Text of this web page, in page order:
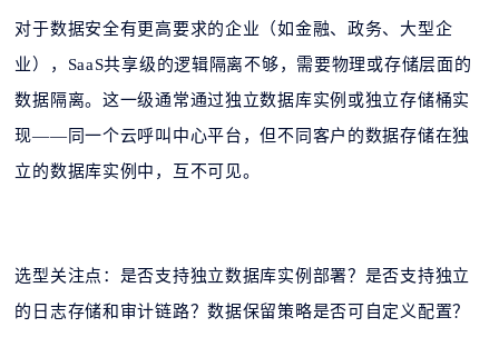
对于数据安全有更高要求的企业（如金融、政务、大型企
业），SaaS共享级的逻辑隔离不够，需要物理或存储层面的
数据隔离。这一级通常通过独立数据库实例或独立存储桶实
现——同一个云呼叫中心平台，但不同客户的数据存储在独
立的数据库实例中，互不可见。
选型关注点：是否支持独立数据库实例部署？是否支持独立
的日志存储和审计链路？数据保留策略是否可自定义配置？